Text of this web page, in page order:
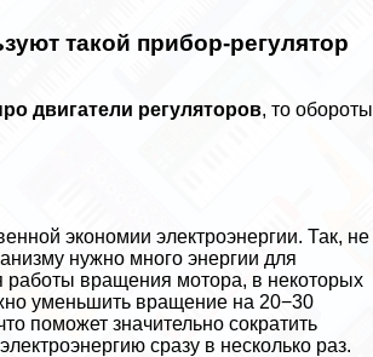
такой прибор-регулятор
двигатели регуляторов, то обороты
экономии электроэнергии. Так, не
нужно много энергии для
работы вращения мотора, в некоторых
уменьшить вращение на 20−30
поможет значительно сократить
сразу в несколько раз.